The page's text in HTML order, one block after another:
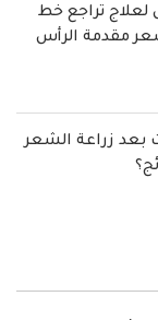
لعلاج تراجع خط
مقدمة الرأس
بعد زراعة الشعر